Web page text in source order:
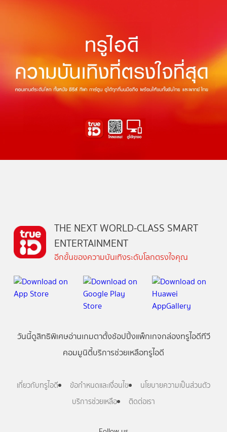
THE NEXT WORLD-CLASS SMART
ENTERTAINMENT
อีกขั้นของความบันเทิงระดับโลกตรงใจคุณ
วันนี้ดูสิทธิพิเศษอ่านเกมตาตั้งช้อปปิ้งแพ็กเกจกล่องทรูไอดีทีวี
คอมมูนิตี้บริการช่วยเหลือทรูไอดี
เกี่ยวกับทรูไอดี ข้อกำหนดและเงื่อนไข
นโยบายความเป็นส่วนตัว
บริการช่วยเหลือ
ติดต่อเรา